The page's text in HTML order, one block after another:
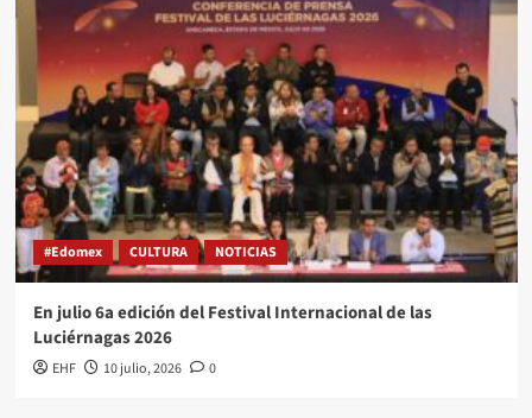
#Edomex CULTURA NOTICIAS
En julio 6a edición del Festival Internacional de las
Luciérnagas 2026
EHF 10 julio, 2026 0